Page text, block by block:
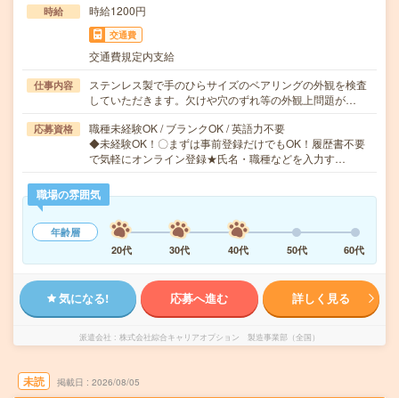
時給 時給1200円
交通費
交通費規定内支給
仕事内容
ステンレス製で手のひらサイズのベアリングの外観を検査
していただきます。欠けや穴のずれ等の外観上問題が…
応募資格
職種未経験OK / ブランクOK / 英語力不要
◆未経験OK！〇まずは事前登録だけでもOK！履歴書不要
で気軽にオンライン登録★氏名・職種などを入力す…
職場の雰囲気
年齢層
20代
30代 40代 50代 60代
気になる! 応募へ進む 詳しく見る
派遣会社 株式会社綜合キャリアオプション 製造事業部（全国）
未読 掲載日 2026/08/05